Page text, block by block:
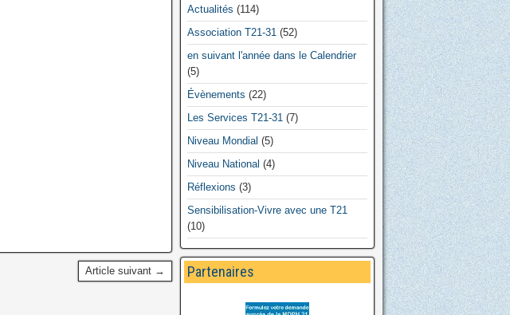
Article suivant →
Actualités (114)
Association T21-31 (52)
en suivant l'année dans le Calendrier
(5)
Évènements (22)
Les Services T21-31 (7)
Niveau Mondial (5)
Niveau National (4)
Réflexions (3)
Sensibilisation-Vivre avec une T21
(10)
Partenaires